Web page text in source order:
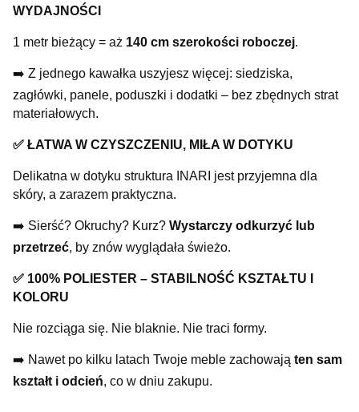
WYDAJNOŚCI
1 metr bieżący = aż 140 cm szerokości roboczej.
➡️ Z jednego kawałka uszyjesz więcej: siedziska,
zagłówki, panele, poduszki i dodatki – bez zbędnych strat
materiałowych.
✅ ŁATWA W CZYSZCZENIU, MIŁA W DOTYKU
Delikatna w dotyku struktura INARI jest przyjemna dla
skóry, a zarazem praktyczna.
➡️ Sierść? Okruchy? Kurz? Wystarczy odkurzyć lub
przetrzeć, by znów wyglądała świeżo.
✅ 100% POLIESTER – STABILNOŚĆ KSZTAŁTU I
KOLORU
Nie rozciąga się. Nie blaknie. Nie traci formy.
➡️ Nawet po kilku latach Twoje meble zachowają ten sam
kształt i odcień, co w dniu zakupu.